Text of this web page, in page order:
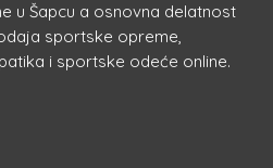
u Šapcu a osnovna delatnost
sportske opreme,
i sportske odeće online.